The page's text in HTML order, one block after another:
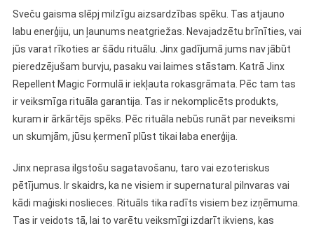
Sveču gaisma slēpj milzīgu aizsardzības spēku. Tas atjauno
labu enerģiju, un ļaunums neatgriežas. Nevajadzētu brīnīties, vai
jūs varat rīkoties ar šādu rituālu. Jinx gadījumā jums nav jābūt
pieredzējušam burvju, pasaku vai laimes stāstam. Katrā Jinx
Repellent Magic Formulā ir iekļauta rokasgrāmata. Pēc tam tas
ir veiksmīga rituāla garantija. Tas ir nekomplicēts produkts,
kuram ir ārkārtējs spēks. Pēc rituāla nebūs runāt par neveiksmi
un skumjām, jūsu ķermenī plūst tikai laba enerģija.
Jinx neprasa ilgstošu sagatavošanu, taro vai ezoteriskus
pētījumus. Ir skaidrs, ka ne visiem ir supernatural pilnvaras vai
kādi maģiski noslieces. Rituāls tika radīts visiem bez izņēmuma.
Tas ir veidots tā, lai to varētu veiksmīgi izdarīt ikviens, kas